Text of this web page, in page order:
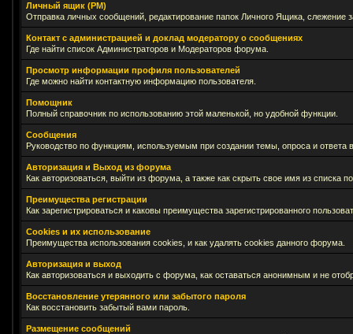
Личный ящик (PM)
Отправка личных сообщений, редактирование папок Личного Ящика,
Контакт с администрацией и доклад модератору о сообщениях
Где найти список Администраторов и Модераторов форума.
Просмотр информации профиля пользователей
Где можно найти контактную информацию пользователя.
Помощник
Полный справочник по использованию этой маленькой, но удобной функции.
Сообщения
Руководство по функциям, используемым при создании темы, опроса и ответа
Авторизация и Выход из форума
Как авторизоваться, выйти из форума, а также как скрыть свое имя из списка
Преимущества регистрации
Как зарегистрироваться и каковы преимущества зарегистрированного
Cookies и их использование
Преимущества использования cookies, и как удалять cookies данного форума.
Авторизация и выход
Как авторизоваться и выходить с форума, как оставаться анонимным и не
Восстановление утерянного или забытого пароля
Как восстановить забытый вами пароль.
Размещение сообщений